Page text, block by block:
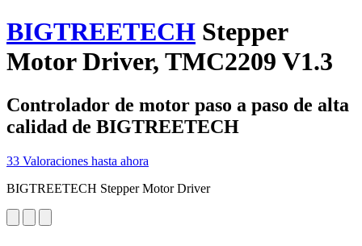
BIGTREETECH Stepper
Motor Driver, TMC2209 V1.3
Controlador de motor paso a paso de alta
calidad de BIGTREETECH
33 Valoraciones hasta ahora
BIGTREETECH Stepper Motor Driver